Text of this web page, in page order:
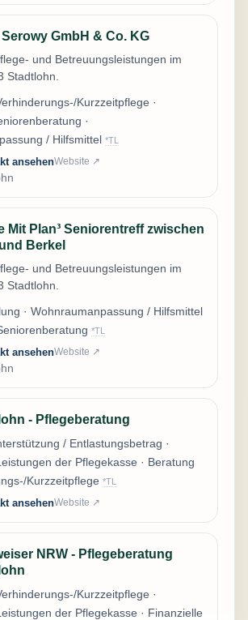
GmbH & Co. KG
und Betreuungsleistungen im
Stadtlohn.
Kurzzeitpflege ·
·
/ Hilfsmittel *TL
ansehenWebsite ↗
Mit Plan³ Seniorentreff zwischen
Berkel
und Betreuungsleistungen im
Stadtlohn.
· Wohnraumanpassung / Hilfsmittel
*TL
ansehenWebsite ↗
- Pflegeberatung
/ Entlastungsbetrag ·
der Pflegekasse · Beratung
Kurzzeitpflege *TL
ansehenWebsite ↗
NRW - Pflegeberatung
Kurzzeitpflege ·
der Pflegekasse · Finanzielle